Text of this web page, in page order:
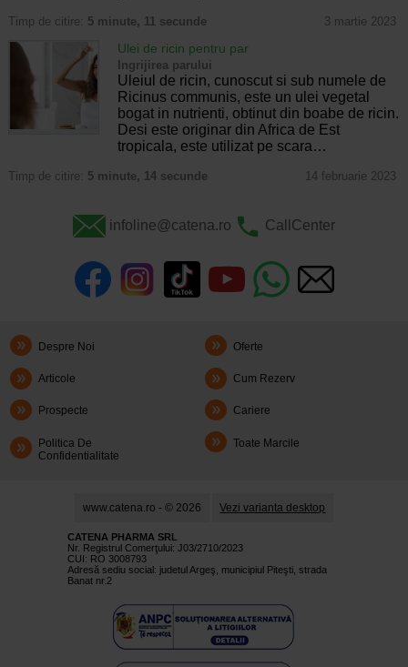
Timp de citire: 5 minute, 11 secunde 3 martie 2023
Ulei de ricin pentru par
Ingrijirea parului
Uleiul de ricin, cunoscut si sub numele de
Ricinus communis, este un ulei vegetal
bogat in nutrienti, obtinut din boabe de ricin.
Desi este originar din Africa de Est
tropicala, este utilizat pe scara…
Timp de citire: 5 minute, 14 secunde 14 februarie 2023
infoline@catena.ro CallCenter
Despre Noi Oferte
Articole Cum Rezerv
Prospecte Cariere
Politica De
Confidentialitate
Toate Marcile
www.catena.ro - © 2026 Vezi varianta desktop
CATENA PHARMA SRL
Nr. Registrul Comerţului: J03/2710/2023
CUI: RO 3008793
Adresă sediu social: judetul Argeş, municipiul Piteşti, strada
Banat nr.2